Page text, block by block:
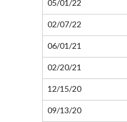
pickleball
Conseil
d’administration
Assemblées générales
annuelles
Le Conseil consultatif
national de Pickleball
05/01/22
02/07/22
06/01/21
02/20/21
12/15/20
09/13/20